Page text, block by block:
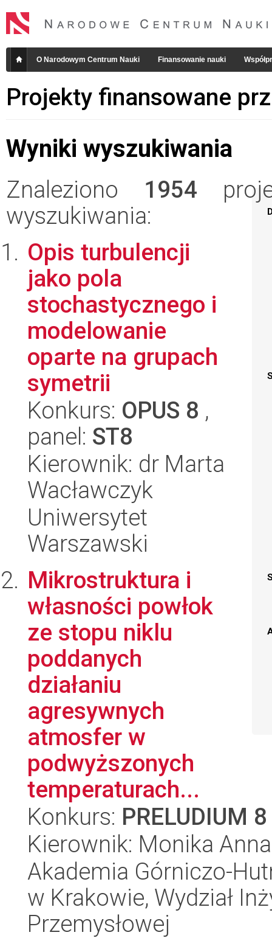
O Narodowym Centrum Nauki Finansowanie nauki
Projekty finansowane
Wyniki wyszukiwania
Znaleziono 1954
wyszukiwania:
Opis turbulencji
jako pola
stochastycznego i
modelowanie
oparte na grupach
symetrii
Konkurs: OPUS 8 ,
panel: ST8
Kierownik: dr Marta
Wacławczyk
Uniwersytet
Warszawski
Mikrostruktura i
własności powłok
ze stopu niklu
poddanych
działaniu
agresywnych
atmosfer w
podwyższonych
temperaturach...
Konkurs: PRELUDIUM 8
Kierownik: Monika
Akademia Górniczo-
w Krakowie, Wydział
Przemysłowej